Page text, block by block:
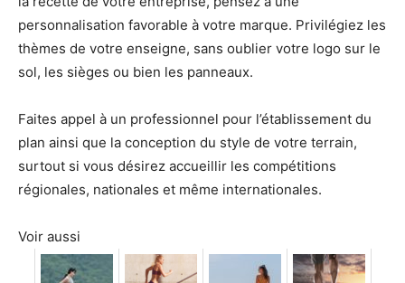
personnalisation favorable à votre marque. Privilégiez les
thèmes de votre enseigne, sans oublier votre logo sur le
sol, les sièges ou bien les panneaux.
Faites appel à un professionnel pour l’établissement du
plan ainsi que la conception du style de votre terrain,
surtout si vous désirez accueillir les compétitions
régionales, nationales et même internationales.
Voir aussi